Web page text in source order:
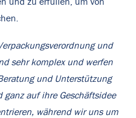
und
sehr komplex und werfen
und Unterstützung
auf ihre Geschäftsidee
während wir uns um